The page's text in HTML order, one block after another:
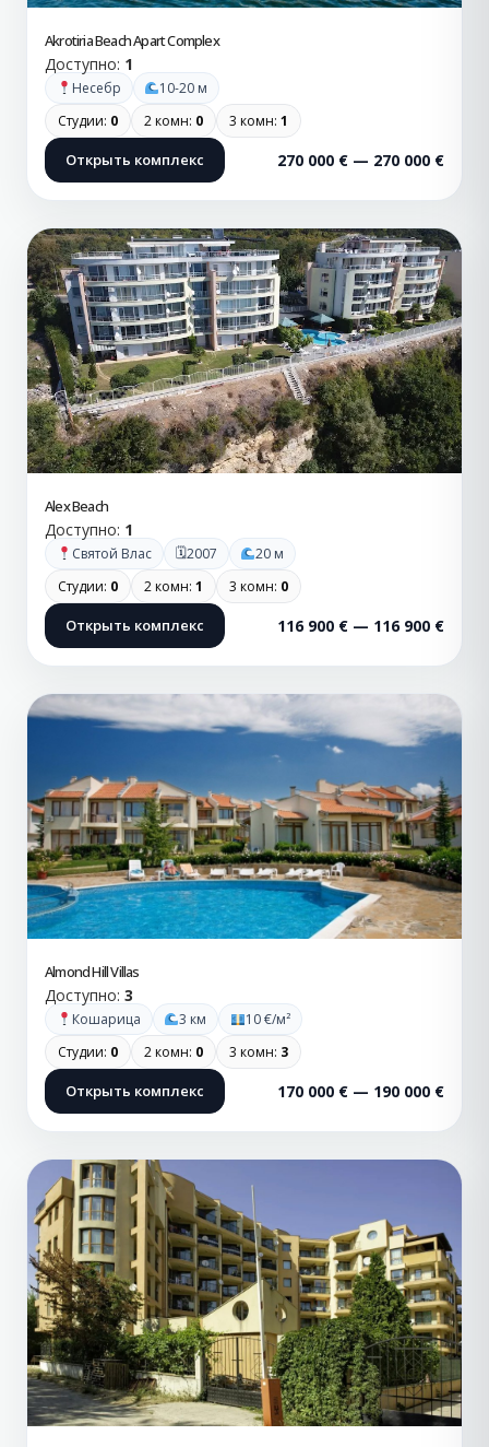
Akrotiria Beach Apart Complex
Доступно: 1
Несебр
10-20 м
Студии: 0 2 комн: 0 3 комн: 1
Открыть комплекс 270 000 € — 270 000 €
Alex Beach
Доступно: 1
Святой Влас 🗓2007
20 м
Студии: 0 2 комн: 1 3 комн: 0
Открыть комплекс 116 900 € — 116 900 €
Almond Hill Villas
Доступно: 3
Кошарица 3 км
10 €/м²
Студии: 0 2 комн: 0 3 комн: 3
Открыть комплекс 170 000 € — 190 000 €